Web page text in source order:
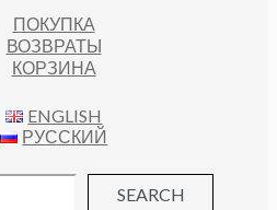
ПОКУПКА
ВОЗВРАТЫ
КОРЗИНА
ENGLISH
РУССКИЙ
SEARCH